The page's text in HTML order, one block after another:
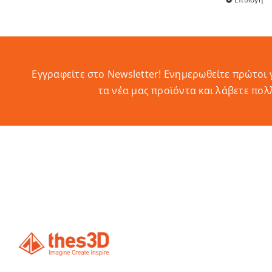
Εγγραφείτε στο Newsletter! Eνημερωθείτε πρώτοι
τα νέα μας προϊόντα και λάβετε